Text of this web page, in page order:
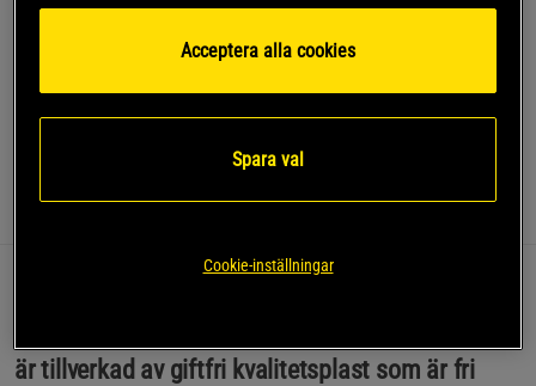
Shaker XXL 1000 ml – Shaker från Gorilla Wear som rymmer
hela 1000 ml!
är tillverkad av giftfri kvalitetsplast som är fri
Acceptera alla cookies
Spara val
Cookie-inställningar